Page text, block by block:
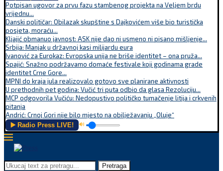
Potpisan ugovor za prvu fazu stambenog projekta na Veljem brdu
vrijednu...
Danski političar: Obilazak skupštine s Dajkovićem više bio turistička
posjeta, moraću...
Kljajić obmanuo javnost: ASK nije dao ni usmeno ni pisano mišljenje...
Srbija: Manjak u državnoj kasi milijardu eura
Ivanović za Eurokaz: Evropska unija ne briše identitet – ona pruža...
Spajić: Snažno podržavamo domaće festivale koji godinama grade
identitet Crne Gore...
MPNI do kraja jula realizovalo gotovo sve planirane aktivnosti
U prethodnih pet godina: Vučić tri puta odbio da glasa Rezoluciju...
MCP odgovorila Vučiću: Nedopustivo političko tumačenje litija i crkvenih
pitanja
Andrić: Crnoj Gori nije bilo mjesto na obilježavanju „Oluje“
▶️ Radio Press LIVE! 🔊
Pretraga